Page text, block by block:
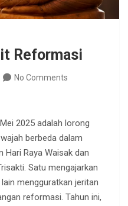
Reformasi
No Comments
2025 adalah lorong
berbeda dalam
Hari Raya Waisak dan
Satu mengajarkan
mengguratkan jeritan
reformasi. Tahun ini,